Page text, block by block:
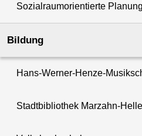
Sozialraumorientierte
Bildung
Hans-Werner-Henze-
Stadtbibliothek Marzahn-